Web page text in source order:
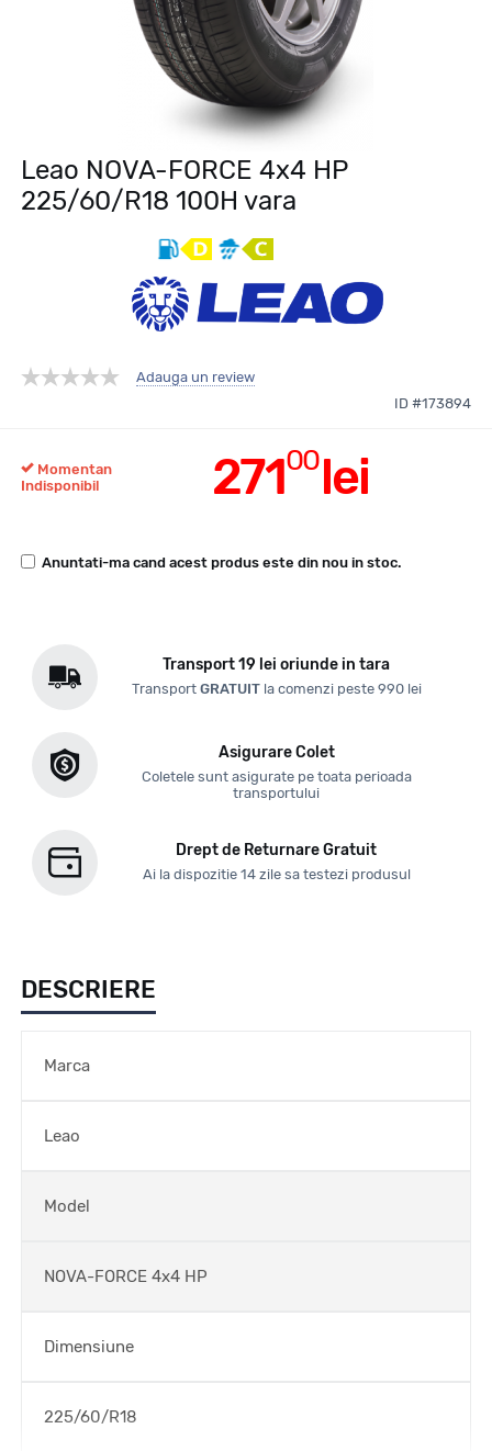
Leao NOVA-FORCE 4x4 HP
225/60/R18 100H vara
Adauga un review
ID #173894
27100lei
Momentan
Indisponibil
Anuntati-ma cand acest produs este din nou in stoc.
Transport 19 lei oriunde in tara
Transport GRATUITla comenzi peste 990 lei
Asigurare Colet
Coletele sunt asigurate pe toata perioada
transportului
Drept de Returnare Gratuit
Ai la dispozitie 14 zile sa testezi produsul
DESCRIERE
Marca
Leao
Model
NOVA-FORCE 4x4 HP
Dimensiune
225/60/R18